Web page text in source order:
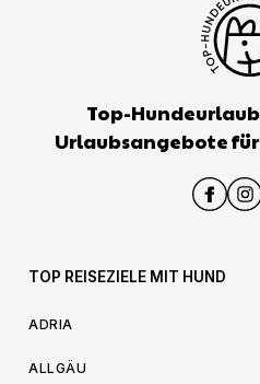
Top-
Urlaubsangebote für
TOP REISEZIELE MIT HUND
ADRIA
ALLGÄU